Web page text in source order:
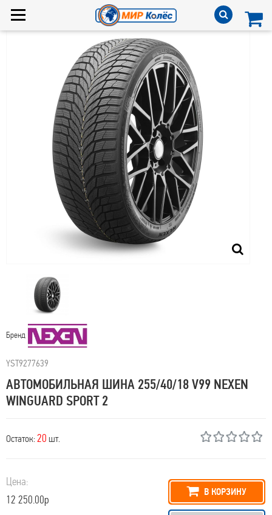
Бренд
YST9277639
АВТОМОБИЛЬНАЯ ШИНА 255/40/18 V99 NEXEN
WINGUARD SPORT 2
Остаток: 20 шт.
Цена:
12 250.00р
В КОРЗИНУ